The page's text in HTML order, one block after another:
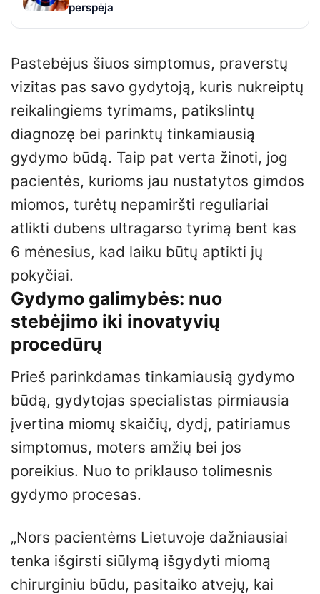
perspėja
Pastebėjus šiuos simptomus, praverstų
vizitas pas savo gydytoją, kuris nukreiptų
reikalingiems tyrimams, patikslintų
diagnozę bei parinktų tinkamiausią
gydymo būdą. Taip pat verta žinoti, jog
pacientės, kurioms jau nustatytos gimdos
miomos, turėtų nepamiršti reguliariai
atlikti dubens ultragarso tyrimą bent kas
6 mėnesius, kad laiku būtų aptikti jų
pokyčiai.
Gydymo galimybės: nuo
stebėjimo iki inovatyvių
procedūrų
Prieš parinkdamas tinkamiausią gydymo
būdą, gydytojas specialistas pirmiausia
įvertina miomų skaičių, dydį, patiriamus
simptomus, moters amžių bei jos
poreikius. Nuo to priklauso tolimesnis
gydymo procesas.
„Nors pacientėms Lietuvoje dažniausiai
tenka išgirsti siūlymą išgydyti miomą
chirurginiu būdu, pasitaiko atvejų, kai